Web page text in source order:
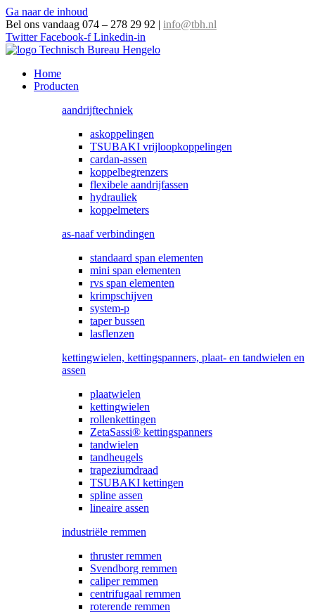
Ga naar de inhoud
Bel ons vandaag 074 – 278 29 92 | info@tbh.nl
Twitter Facebook-f Linkedin-in
Home
Producten
aandrijftechniek
askoppelingen
TSUBAKI vrijloopkoppelingen
cardan-assen
koppelbegrenzers
flexibele aandrijfassen
hydrauliek
koppelmeters
as-naaf verbindingen
standaard span elementen
mini span elementen
rvs span elementen
krimpschijven
system-p
taper bussen
lasflenzen
kettingwielen, kettingspanners, plaat- en tandwielen en
assen
plaatwielen
kettingwielen
rollenkettingen
ZetaSassi® kettingspanners
tandwielen
tandheugels
trapeziumdraad
TSUBAKI kettingen
spline assen
lineaire assen
industriële remmen
thruster remmen
Svendborg remmen
caliper remmen
centrifugaal remmen
roterende remmen